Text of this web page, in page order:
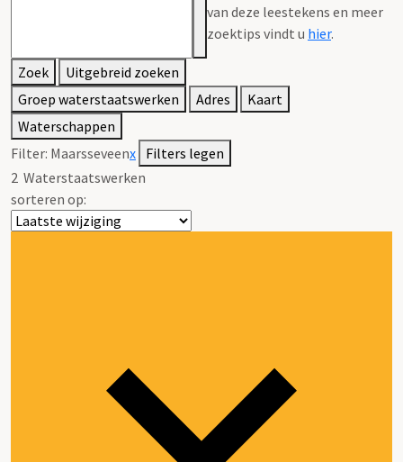
van deze leestekens en meer
zoektips vindt u hier.
Zoek
Uitgebreid zoeken
Groep waterstaatswerken
Adres
Kaart
Waterschappen
Filter: Maarsseveenx Filters legen
2 Waterstaatswerken
sorteren op: